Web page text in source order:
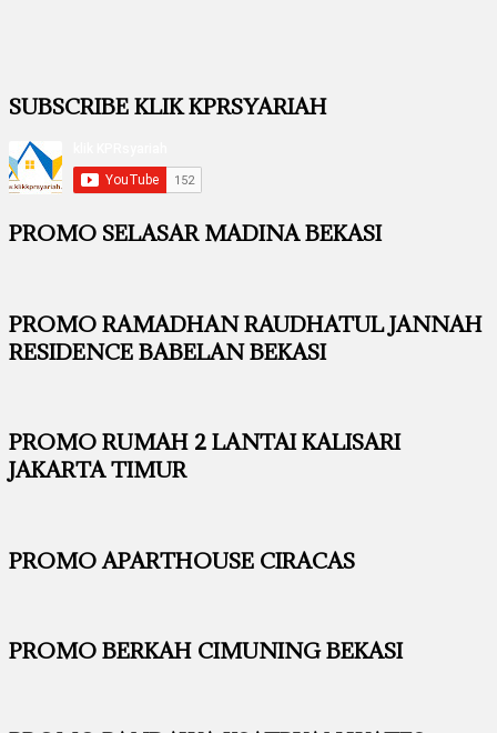
SUBSCRIBE KLIK KPRSYARIAH
PROMO SELASAR MADINA BEKASI
PROMO RAMADHAN RAUDHATUL JANNAH
RESIDENCE BABELAN BEKASI
PROMO RUMAH 2 LANTAI KALISARI
JAKARTA TIMUR
PROMO APARTHOUSE CIRACAS
PROMO BERKAH CIMUNING BEKASI